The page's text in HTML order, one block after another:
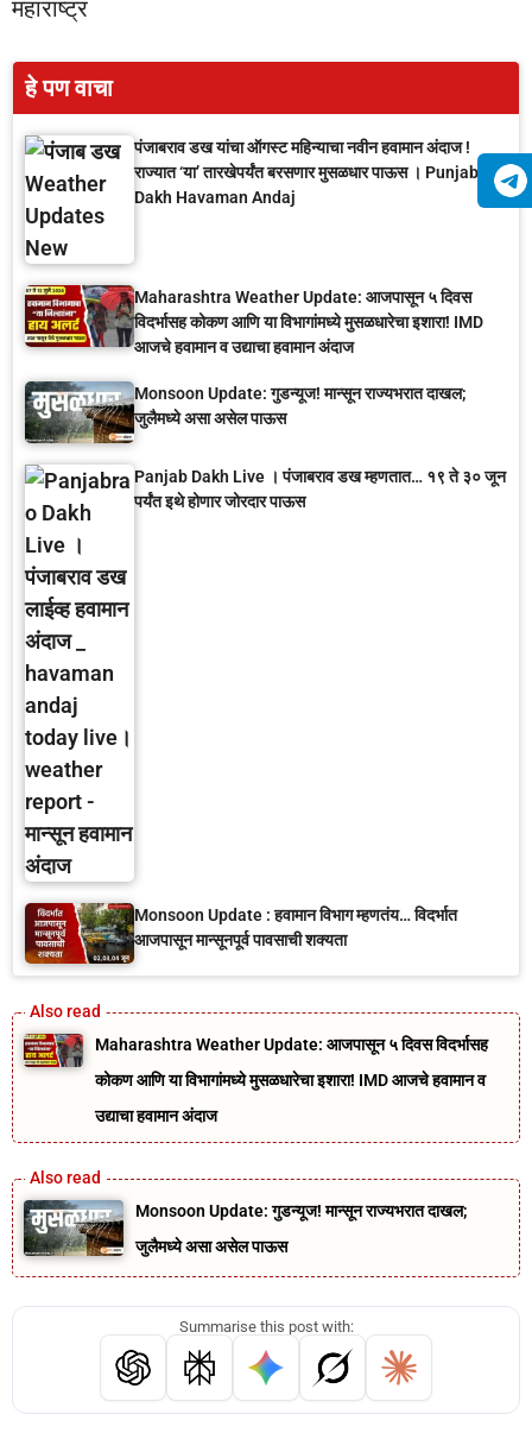
महाराष्ट्र
हे पण वाचा
पंजाबराव डख यांचा ऑगस्ट महिन्याचा नवीन हवामान अंदाज !
राज्यात ‘या’ तारखेपर्यंत बरसणार मुसळधार पाऊस । Punjab
Dakh Havaman Andaj
Maharashtra Weather Update: आजपासून ५ दिवस
विदर्भासह कोकण आणि या विभागांमध्ये मुसळधारेचा इशारा! IMD
आजचे हवामान व उद्याचा हवामान अंदाज
Monsoon Update: गुडन्यूज! मान्सून राज्यभरात दाखल;
जुलैमध्ये असा असेल पाऊस
Panjab Dakh Live । पंजाबराव डख म्हणतात… १९ ते ३० जून
पर्यंत इथे होणार जोरदार पाऊस
Monsoon Update : हवामान विभाग म्हणतंय… विदर्भात
आजपासून मान्सूनपूर्व पावसाची शक्यता
Maharashtra Weather Update: आजपासून ५ दिवस विदर्भासह
कोकण आणि या विभागांमध्ये मुसळधारेचा इशारा! IMD आजचे हवामान व
उद्याचा हवामान अंदाज
Monsoon Update: गुडन्यूज! मान्सून राज्यभरात दाखल;
जुलैमध्ये असा असेल पाऊस
Summarise this post with: